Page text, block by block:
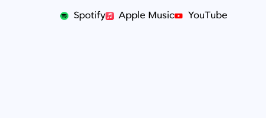
Spotify Apple Music YouTube